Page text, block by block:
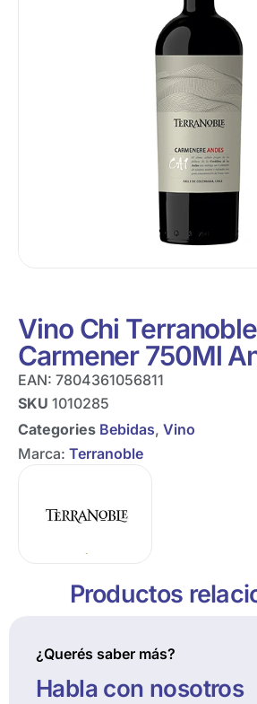
Vino Chi Terranoble
Carmener 750Ml
EAN: 7804361056811
SKU 1010285
Categories Bebidas, Vino
Marca: Terranoble
Productos
¿Querés saber más?
Habla con nosotros